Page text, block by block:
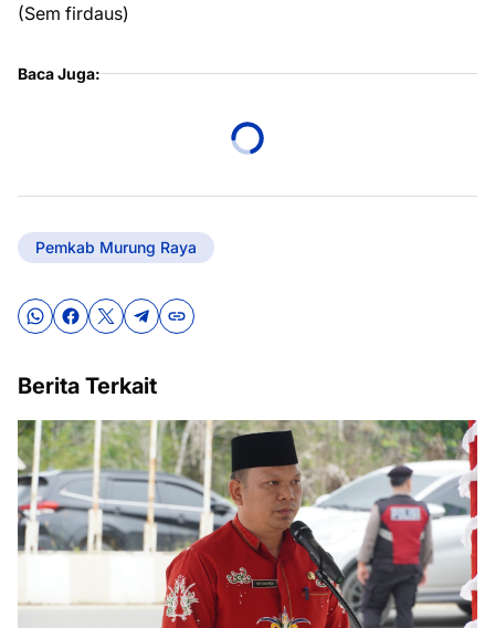
(Sem firdaus)
Baca Juga:
Pemkab Murung Raya
Berita Terkait